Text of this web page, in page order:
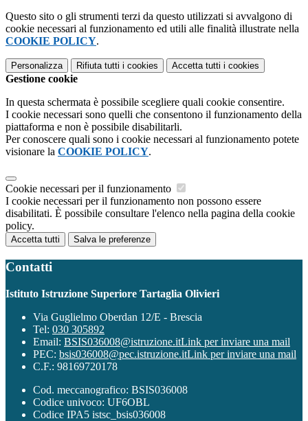
Questo sito o gli strumenti terzi da questo utilizzati si avvalgono di
cookie necessari al funzionamento ed utili alle finalità illustrate nella
COOKIE POLICY.
Personalizza Rifiuta tutti i cookies Accetta tutti i cookies
Gestione cookie
In questa schermata è possibile scegliere quali cookie consentire.
I cookie necessari sono quelli che consentono il funzionamento della
piattaforma e non è possibile disabilitarli.
Per conoscere quali sono i cookie necessari al funzionamento potete
visionare la COOKIE POLICY.
Cookie necessari per il funzionamento
I cookie necessari per il funzionamento non possono essere
disabilitati. È possibile consultare l'elenco nella pagina della cookie
policy.
Accetta tutti Salva le preferenze
Contatti
Istituto Istruzione Superiore Tartaglia Olivieri
Via Guglielmo Oberdan 12/E - Brescia
Tel: 030 305892
Email: BSIS036008@istruzione.itLink per inviare una mail
PEC: bsis036008@pec.istruzione.itLink per inviare una mail
C.F.: 98169720178
Cod. meccanografico: BSIS036008
Codice univoco: UF6OBL
Codice IPA5 istsc_bsis036008